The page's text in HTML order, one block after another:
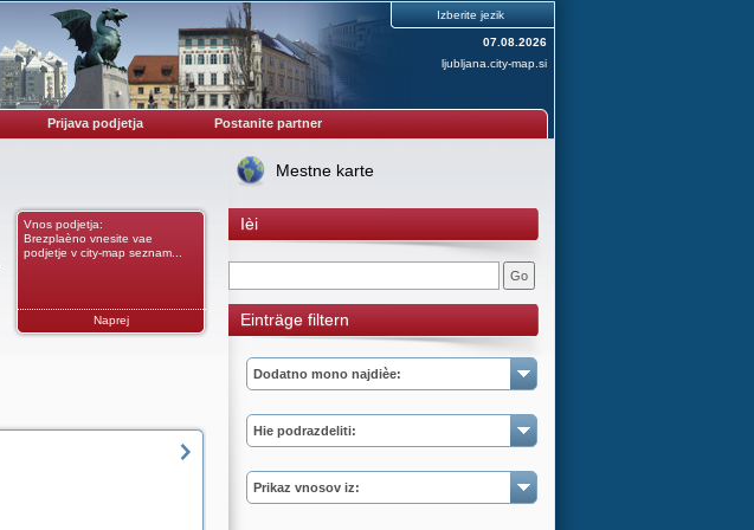
Izberite jezik
07.08.2026
ljubljana.city-map.si
Prijava podjetja Postanite partner
Vnos podjetja:
Brezplaèno vnesite vae
podjetje v city-map seznam...
Naprej
Mestne karte
Ièi
Einträge filtern
Dodatno mono najdièe:
Hie podrazdeliti:
Prikaz vnosov iz: